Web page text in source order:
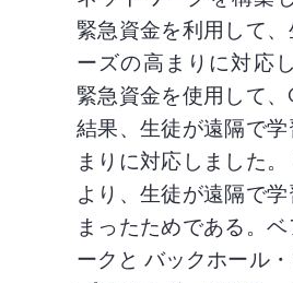
緊急資金を利用して
ーズの高まりに対応
緊急資金を使用して
結果、生徒が遠隔で
まりに対応しました
より、生徒が遠隔で
まったためである。
ークと バックホール